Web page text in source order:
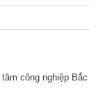
công nghiệp Bắc